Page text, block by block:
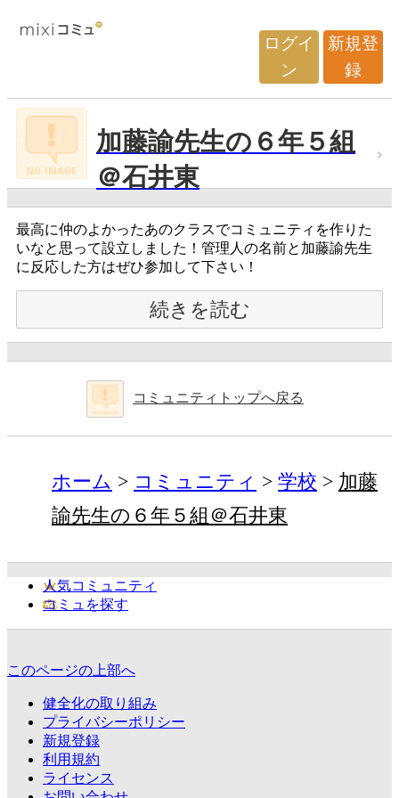
ログイ
ン
新規登
録
加藤諭先生の６年５組
＠石井東
最高に仲のよかったあのクラスでコミュニティを作りた
いなと思って設立しました！管理人の名前と加藤諭先生
に反応した方はぜひ参加して下さい！
続きを読む
コミュニティトップへ戻る
ホーム コミュニティ 学校
加藤
諭先生の６年５組＠石井東
人気コミュニティ
コミュを探す
このページの上部へ
健全化の取り組み
プライバシーポリシー
新規登録
利用規約
ライセンス